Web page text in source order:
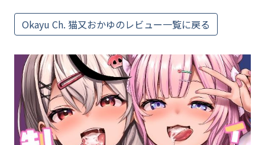
Okayu Ch. 猫又おかゆのレビュー一覧に戻る